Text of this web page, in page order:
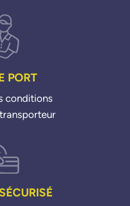
PORT
conditions